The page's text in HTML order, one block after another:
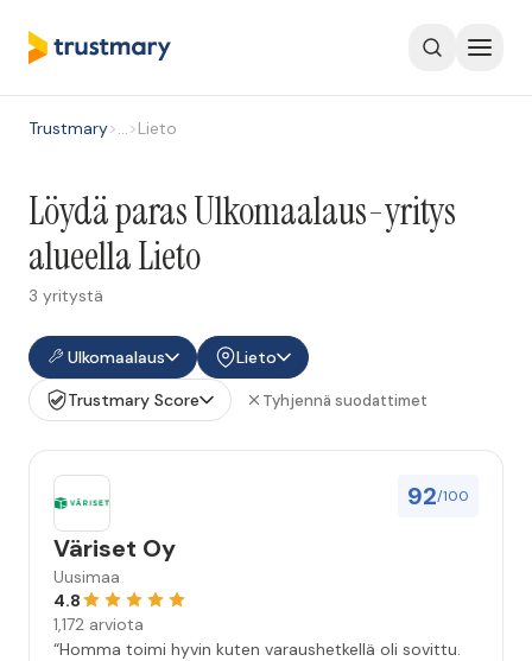
Trustmary>…>Lieto
Löydä paras Ulkomaalaus-yritys
alueella Lieto
3 yritystä
Ulkomaalaus
Lieto
Trustmary Score
Tyhjennä suodattimet
92/100
Väriset Oy
Uusimaa
4.8
1,172 arviota
“Homma toimi hyvin kuten varaushetkellä oli sovittu.